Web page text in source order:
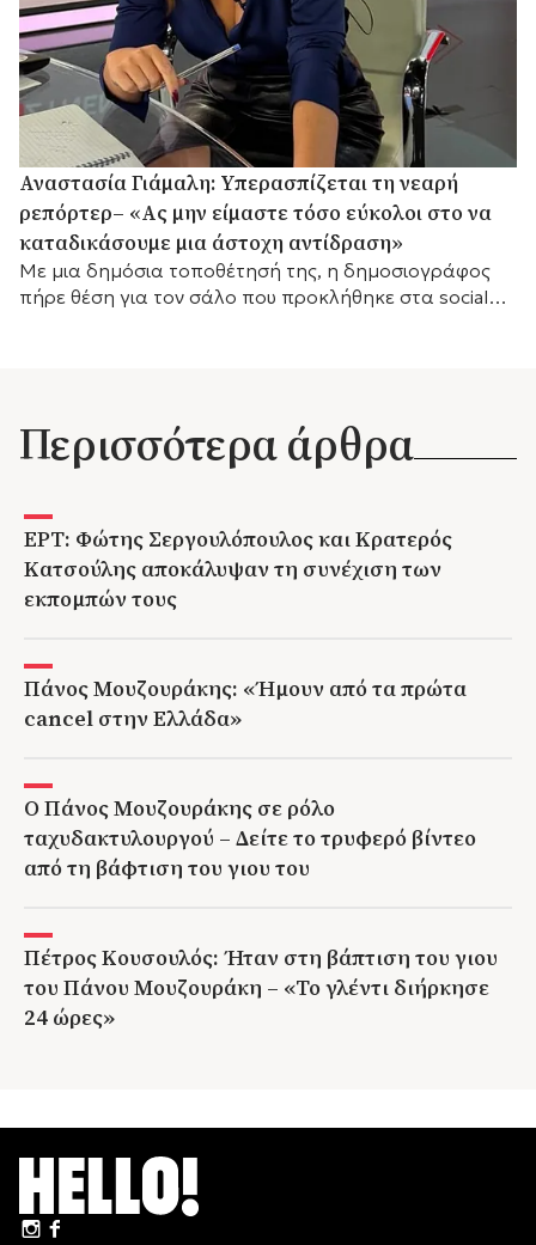
Αναστασία Γιάμαλη: Υπερασπίζεται τη νεαρή
ρεπόρτερ– «Ας μην είμαστε τόσο εύκολοι στο να
καταδικάσουμε μια άστοχη αντίδραση»
Με μια δημόσια τοποθέτησή της, η δημοσιογράφος
πήρε θέση για τον σάλο που προκλήθηκε στα social
Περισσότερα άρθρα
ΕΡΤ: Φώτης Σεργουλόπουλος και Κρατερός
Κατσούλης αποκάλυψαν τη συνέχιση των
εκπομπών τους
Πάνος Μουζουράκης: «Ήμουν από τα πρώτα
cancel στην Ελλάδα»
Ο Πάνος Μουζουράκης σε ρόλο
ταχυδακτυλουργού – Δείτε το τρυφερό βίντεο
από τη βάφτιση του γιου του
Πέτρος Κουσουλός: Ήταν στη βάπτιση του γιου
του Πάνου Μουζουράκη – «Το γλέντι διήρκησε
24 ώρες»